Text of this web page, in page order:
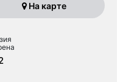
На карте